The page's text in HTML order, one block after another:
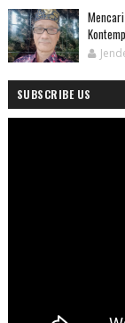
SUBSCRIBE US